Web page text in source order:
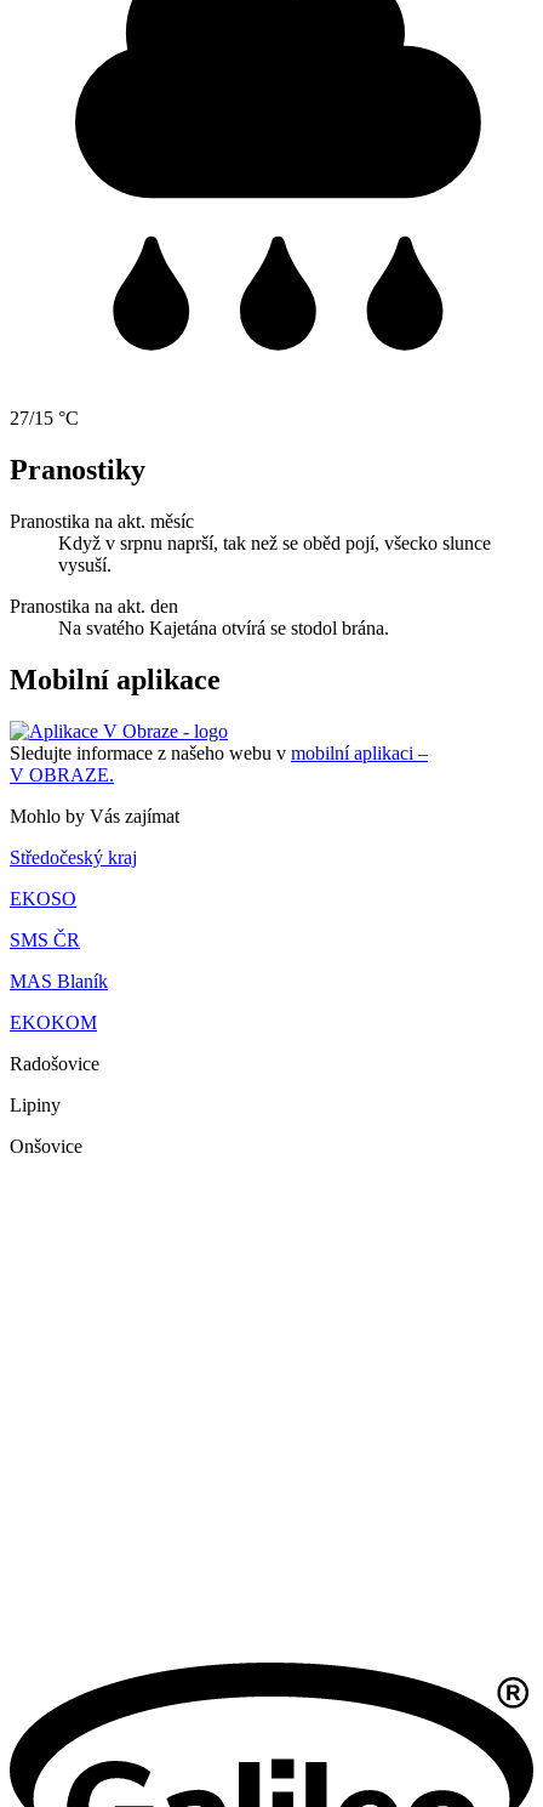
27/15 °C
Pranostiky
Pranostika na akt. měsíc
Když v srpnu naprší, tak než se oběd pojí, všecko slunce
vysuší.
Pranostika na akt. den
Na svatého Kajetána otvírá se stodol brána.
Mobilní aplikace
Sledujte informace z našeho webu v mobilní aplikaci –
V OBRAZE.
Mohlo by Vás zajímat
Středočeský kraj
EKOSO
SMS ČR
MAS Blaník
EKOKOM
Radošovice
Lipiny
Onšovice